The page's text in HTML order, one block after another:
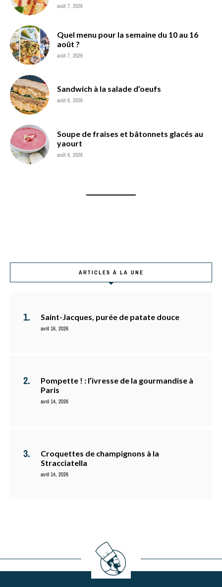
août 7, 2026
Quel menu pour la semaine du 10 au 16
août ?
août 7, 2026
Sandwich à la salade d’oeufs
août 6, 2026
Soupe de fraises et bâtonnets glacés au
yaourt
août 6, 2026
ARTICLES À LA UNE
Saint-Jacques, purée de patate douce
avril 16, 2026
Pompette ! : l’ivresse de la gourmandise à
Paris
avril 14, 2026
Croquettes de champignons à la
Stracciatella
avril 14, 2026